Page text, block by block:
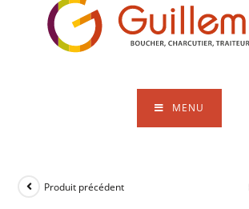
MENU
Produit précédent